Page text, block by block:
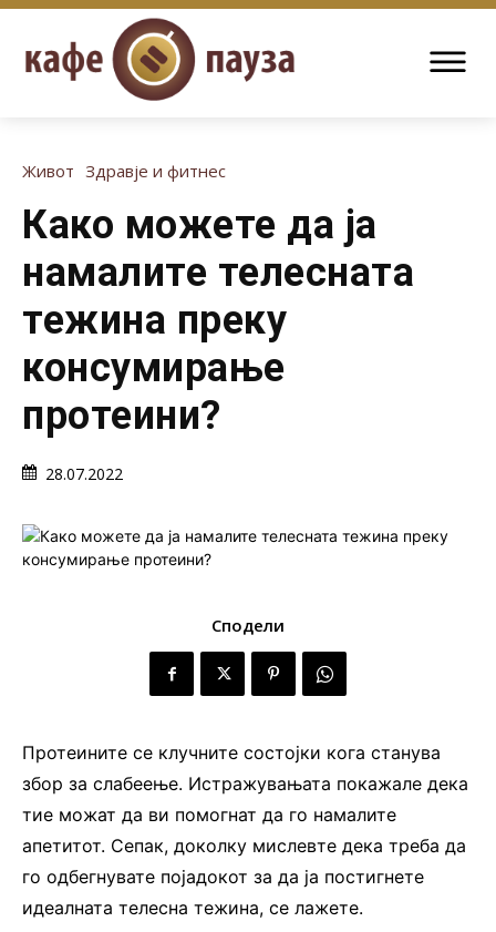
Живот Здравје и фитнес
Како можете да ја
намалите телесната
тежина преку
консумирање
протеини?
28.07.2022
Сподели
Протеините се клучните состојки кога станува
збор за слабеење. Истражувањата покажале дека
тие можат да ви помогнат да го намалите
апетитот. Сепак, доколку мислевте дека треба да
го одбегнувате појадокот за да ја постигнете
идеалната телесна тежина, се лажете.